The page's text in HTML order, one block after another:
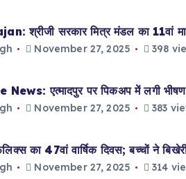
श्रीजी सरकार मित्र मंडल का 11वां
November 27, 2025 398
एत्मादपुर पर पिकअप में लगी
November 27, 2025 383
का 47वां वार्षिक दिवस; बच्चों ने बिखेरी
November 27, 2025 314